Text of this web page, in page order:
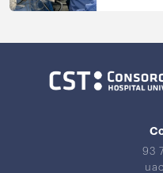
93